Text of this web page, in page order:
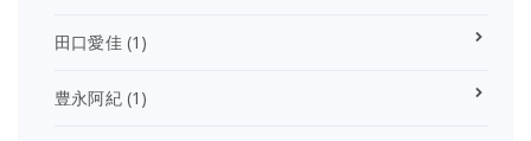
田口愛佳(1)
豊永阿紀(1)